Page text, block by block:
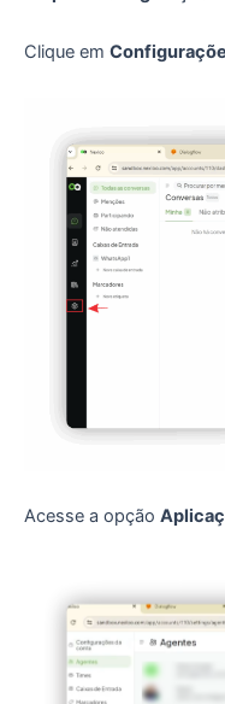
Clique em
Acesse a opção